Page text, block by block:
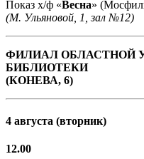
Показ х/ф «Весна»
(М. Ульяновой, 1, зал №12)
ФИЛИАЛ ОБЛАСТНОЙ
БИБЛИОТЕКИ
(КОНЕВА, 6)
4 августа (вторник)
12.00